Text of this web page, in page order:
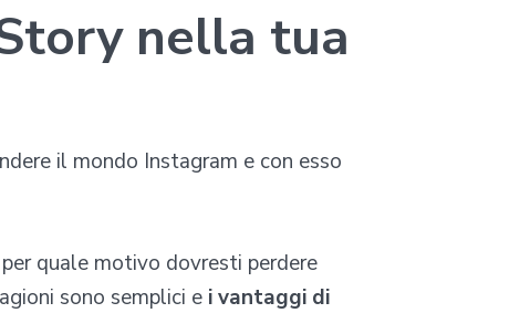
nella tua
il mondo Instagram e con esso
quale motivo dovresti perdere
sono semplici e i vantaggi di